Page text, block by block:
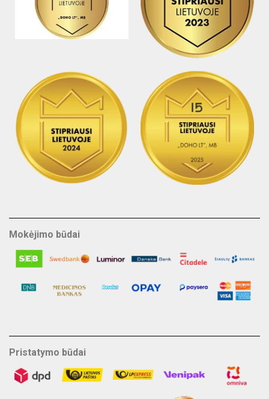
Mokėjimo būdai
Pristatymo būdai